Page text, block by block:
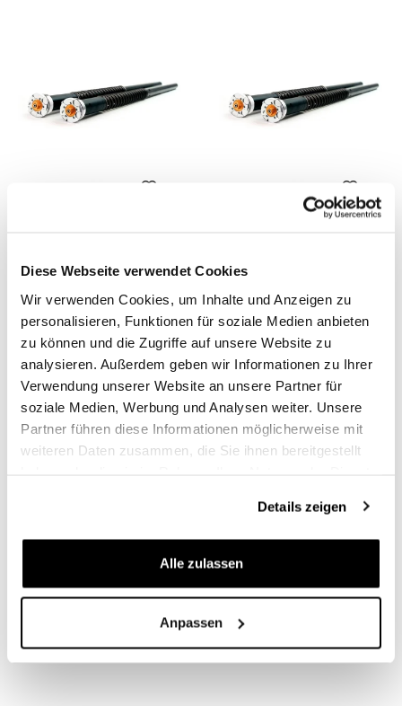
Diese Webseite verwendet Cookies
Wir verwenden Cookies, um Inhalte und Anzeigen zu
personalisieren, Funktionen für soziale Medien anbieten
zu können und die Zugriffe auf unsere Website zu
analysieren. Außerdem geben wir Informationen zu Ihrer
Verwendung unserer Website an unsere Partner für
soziale Medien, Werbung und Analysen weiter. Unsere
Partner führen diese Informationen möglicherweise mit
weiteren Daten zusammen, die Sie ihnen bereitgestellt
Details zeigen
Alle zulassen
Anpassen
Royal Enfield Interceptor 650
Interceptor, Continental GT
650 (2019-2020)
€ 27,50